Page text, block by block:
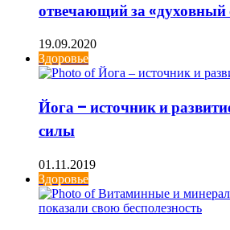
отвечающий за
19.09.2020
Здоровье
Йога – источник и
силы
01.11.2019
Здоровье